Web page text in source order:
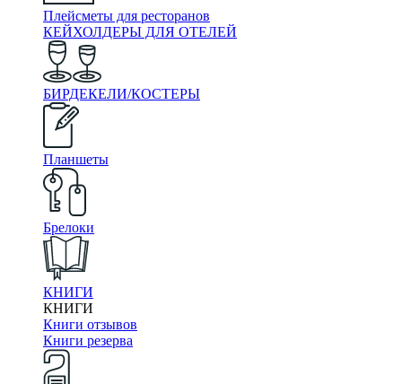
Плейсметы для ресторанов
КЕЙХОЛДЕРЫ ДЛЯ ОТЕЛЕЙ
БИРДЕКЕЛИ/КОСТЕРЫ
Планшеты
Брелоки
КНИГИ
КНИГИ
Книги отзывов
Книги резерва